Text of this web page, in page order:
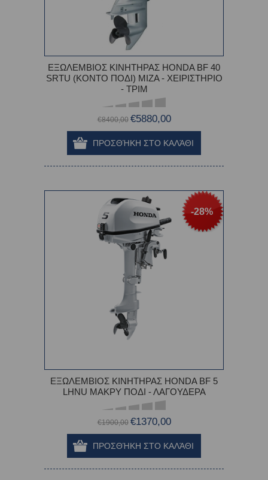
ΕΞΩΛΕΜΒΙΟΣ ΚΙΝΗΤΗΡΑΣ HONDA BF 40
SRTU (ΚΟΝΤΟ ΠΟΔΙ) ΜΙΖΑ - ΧΕΙΡΙΣΤΗΡΙΟ
- ΤΡΙΜ
€8400,00 €5880,00
-28%
ΕΞΩΛΕΜΒΙΟΣ ΚΙΝΗΤΗΡΑΣ HONDA BF 5
LHNU ΜΑΚΡΥ ΠΟΔΙ - ΛΑΓΟΥΔΕΡΑ
€1900,00 €1370,00